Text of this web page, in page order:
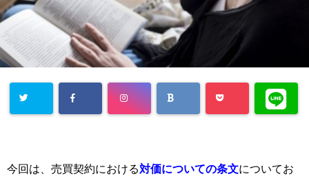
今回は、売買契約における対価についての条文についてお